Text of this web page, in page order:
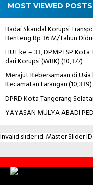
MOST VIEWED POSTS
Badai Skandal Korupsi
Benteng Rp 36 M/Tahun
HUT ke – 33, DPMPTSP
dari Korupsi (WBK)(10,377)
Merajut Kebersamaan di
Kecamatan Larangan(10,339)
DPRD Kota Tangerang
YAYASAN MULYA ABADI
Invalid slider id. Master Slider
Contact
Us